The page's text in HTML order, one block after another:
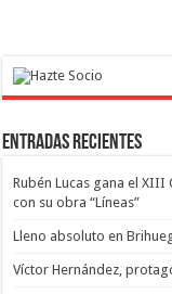
Entradas recientes
Rubén Lucas gana el
con su obra “Líneas”
Lleno absoluto en
Víctor Hernández,